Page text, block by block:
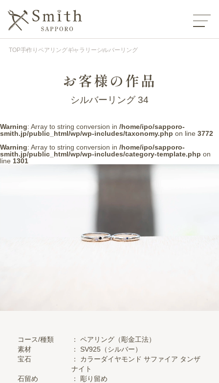
TOP手作りペアリングギャラリー シルバーリング
お客様の作品
シルバーリング 34
Warning: Array to string conversion in /home/ipo/sapporo-
smith.jp/public_html/wp/wp-includes/taxonomy.php on line 3772
Warning: Array to string conversion in /home/ipo/sapporo-
smith.jp/public_html/wp/wp-includes/category-template.php on
line 1301
コース/種類
： ペアリング（彫金工法）
素材
： SV925（シルバー）
宝石
： カラーダイヤモンドサファイア タンザ
ナイト
石留め
：
彫り留め